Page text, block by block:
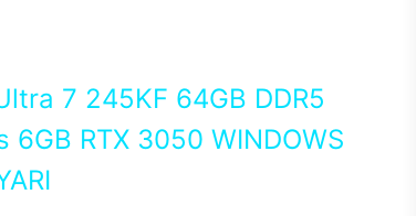
7 245KF 64GB DDR5
6GB RTX 3050 WINDOWS